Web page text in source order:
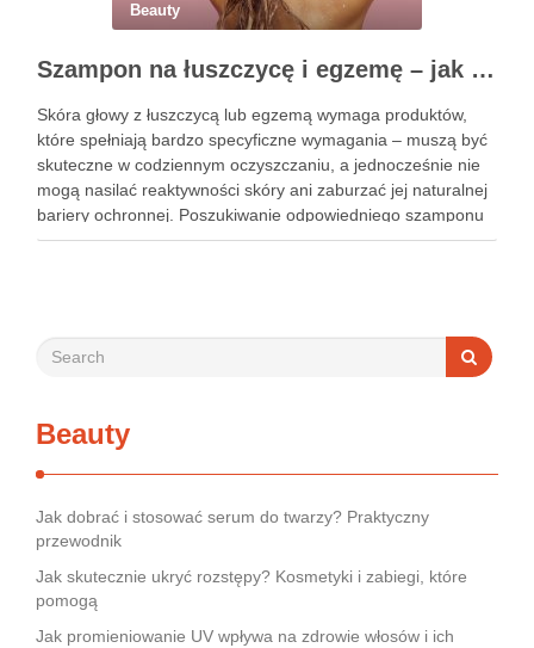
Beauty
Szampon na łuszczycę i egzemę – jak świadomie dobierać produkty przy wrażliwej skórze głowy?
Skóra głowy z łuszczycą lub egzemą wymaga produktów,
które spełniają bardzo specyficzne wymagania – muszą być
skuteczne w codziennym oczyszczaniu, a jednocześnie nie
mogą nasilać reaktywności skóry ani zaburzać jej naturalnej
bariery ochronnej. Poszukiwanie odpowiedniego szamponu
bywa dla wielu pacjentów procesem długim i frustrującym, bo
Beauty
Jak dobrać i stosować serum do twarzy? Praktyczny
przewodnik
Jak skutecznie ukryć rozstępy? Kosmetyki i zabiegi, które
pomogą
Jak promieniowanie UV wpływa na zdrowie włosów i ich